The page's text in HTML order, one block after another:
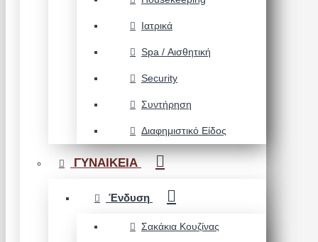
Ιατρικά
Spa / Αισθητική
Security
Συντήρηση
Διαφημιστικό Είδος
ΓΥΝΑΙΚΕΙΑ
Ένδυση
Σακάκια Κουζίνας